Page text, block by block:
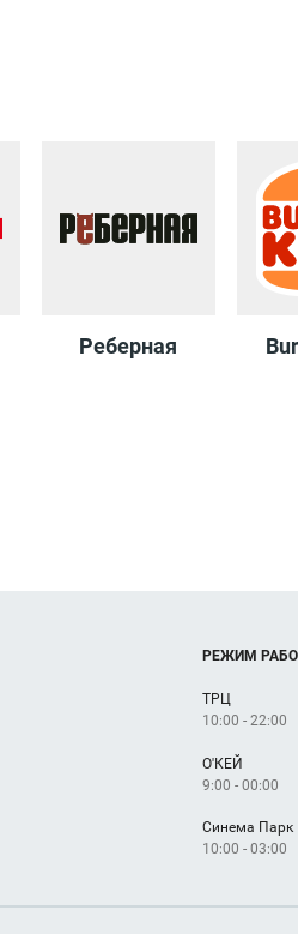
Реберная
РЕЖИМ
ТРЦ
10:00 - 22:00
О'КЕЙ
9:00 - 00:00
Синема Парк
10:00 - 03:00